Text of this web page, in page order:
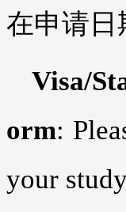
在申请日
Visa/
orm:
your